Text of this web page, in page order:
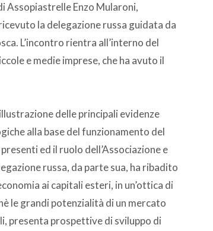
Assopiastrelle Enzo Mularoni,
la delegazione russa guidata da
L’incontro rientra all’interno del
e medie imprese, che ha avuto il
delle principali evidenze
alla base del funzionamento del
ed il ruolo dell’Associazione e
russa, da parte sua, ha ribadito
ai capitali esteri, in un’ottica di
le grandi potenzialità di un mercato
presenta prospettive di sviluppo di